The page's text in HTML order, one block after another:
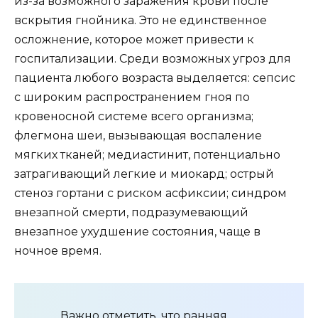
вскрытия гнойника. Это не единственное
осложнение, которое может привести к
госпитализации. Среди возможных угроз для
пациента любого возраста выделяется: сепсис
с широким распространением гноя по
кровеносной системе всего организма;
флегмона шеи, вызывающая воспаление
мягких тканей; медиастинит, потенциально
затрагивающий легкие и миокард; острый
стеноз гортани с риском асфиксии; синдром
внезапной смерти, подразумевающий
внезапное ухудшение состояния, чаще в
ночное время.